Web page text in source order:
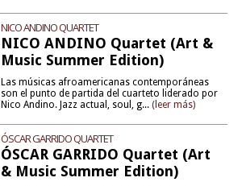
NICO ANDINO QUARTET
NICO ANDINO Quartet (Art &
Music Summer Edition)
Las músicas afroamericanas contemporáneas
son el punto de partida del cuarteto liderado por
Nico Andino. Jazz actual, soul, g... (leer más)
ÓSCAR GARRIDO QUARTET
ÓSCAR GARRIDO Quartet (Art
& Music Summer Edition)